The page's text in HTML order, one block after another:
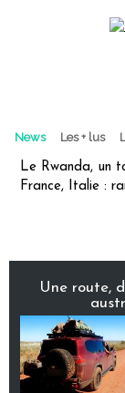
News Les + lus
Le Rwanda, un
France, Italie :
Une route,